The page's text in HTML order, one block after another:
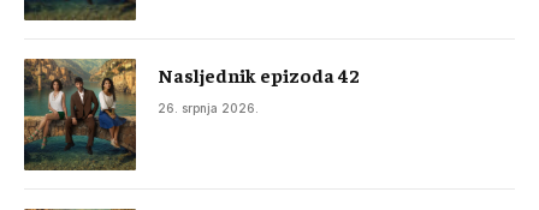
Nasljednik epizoda 42
26. srpnja 2026.